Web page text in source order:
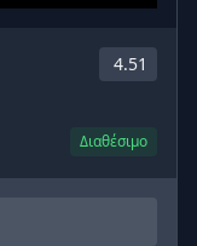
4.51
Διαθέσιμο